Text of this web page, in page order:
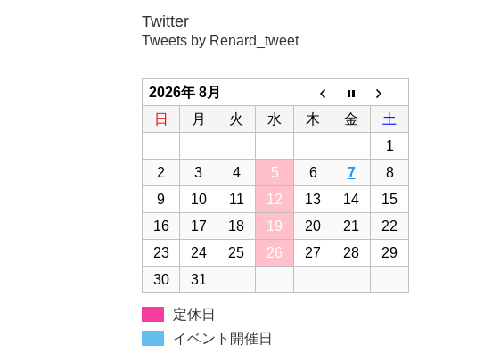
Twitter
Tweets by Renard_tweet
2026年 8月
日
月 火 水 木 金
土
1
2
3 4 5 6 7
8
9
10 11 12 13 14
15
16
17 18 19 20 21
22
23
24 25 26 27 28
29
30
31
定休日
イベント開催日